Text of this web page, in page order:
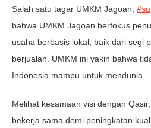
Salah satu tagar UMKM Jagoan,
bahwa UMKM Jagoan berfokus
usaha berbasis lokal, baik dari segi
berjualan. UMKM ini yakin bahwa
Indonesia mampu untuk mendunia.
Melihat kesamaan visi dengan
bekerja sama demi peningkatan